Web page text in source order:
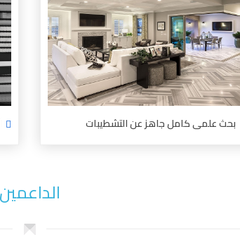
بحث علمى كامل جاهز عن التشطيبات
الداعمين